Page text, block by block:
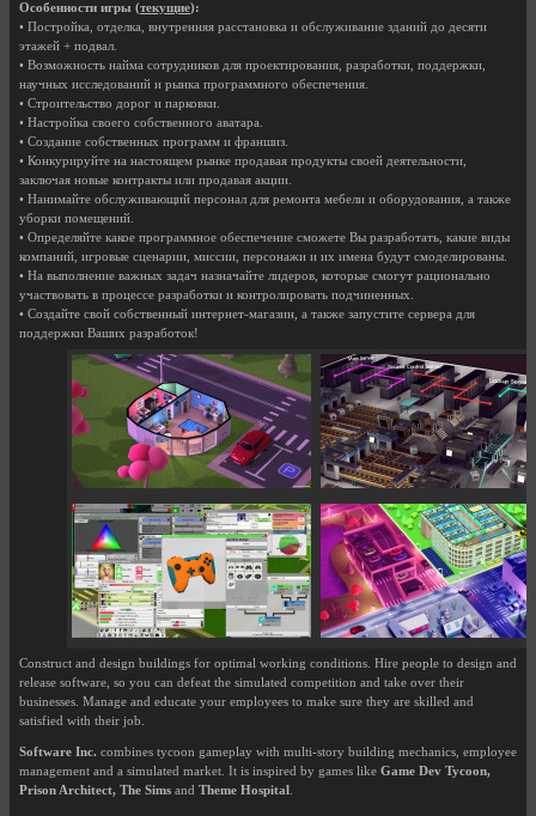
Особенности игры (текущие):
• Постройка, отделка, внутренняя расстановка и обслуживание зданий до десяти
этажей + подвал.
• Возможность найма сотрудников для проектирования, разработки, поддержки,
научных исследований и рынка программного обеспечения.
• Строительство дорог и парковки.
• Настройка своего собственного аватара.
• Создание собственных программ и франшиз.
• Конкурируйте на настоящем рынке продавая продукты своей деятельности,
заключая новые контракты или продавая акции.
• Нанимайте обслуживающий персонал для ремонта мебели и оборудования, а также
уборки помещений.
• Определяйте какое программное обеспечение сможете Вы разработать, какие виды
компаний, игровые сценарии, миссии, персонажи и их имена будут смоделированы.
• На выполнение важных задач назначайте лидеров, которые смогут рационально
участвовать в процессе разработки и контролировать подчиненных.
• Создайте свой собственный интернет-магазин, а также запустите сервера для
поддержки Ваших разработок!
Construct and design buildings for optimal working conditions. Hire people to design and
release software, so you can defeat the simulated competition and take over their
businesses. Manage and educate your employees to make sure they are skilled and
satisfied with their job.
Software Inc. combines tycoon gameplay with multi-story building mechanics, employee
management and a simulated market. It is inspired by games like Game Dev Tycoon,
Prison Architect, The Sims and Theme Hospital.